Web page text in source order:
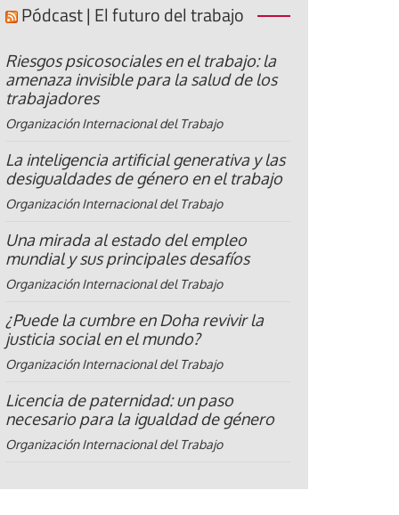
Pódcast | El futuro del trabajo
Riesgos psicosociales en el trabajo: la
amenaza invisible para la salud de los
trabajadores
Organización Internacional del Trabajo
La inteligencia artificial generativa y las
desigualdades de género en el trabajo
Organización Internacional del Trabajo
Una mirada al estado del empleo
mundial y sus principales desafíos
Organización Internacional del Trabajo
¿Puede la cumbre en Doha revivir la
justicia social en el mundo?
Organización Internacional del Trabajo
Licencia de paternidad: un paso
necesario para la igualdad de género
Organización Internacional del Trabajo